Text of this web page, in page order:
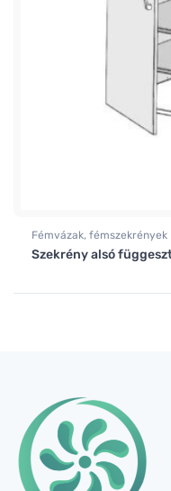
Fémvázak, fémszekrények
Szekrény alsó